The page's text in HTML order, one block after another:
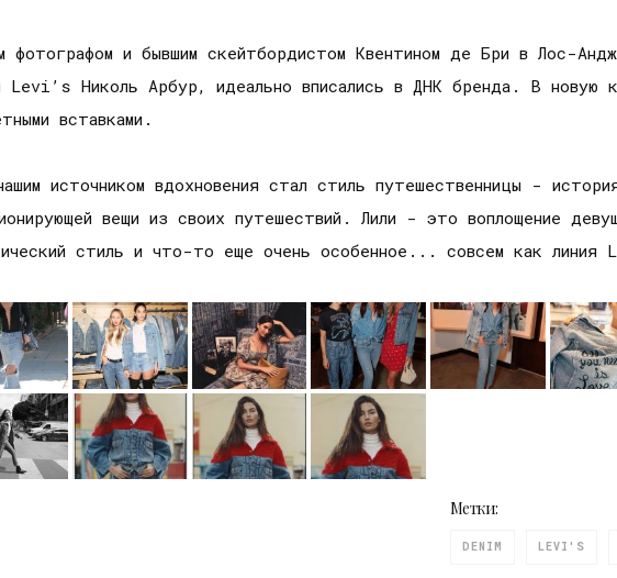
фотографом и бывшим скейтбордистом Квентином де Бри в Лос-
Levi’s Николь Арбур, идеально вписались в ДНК бренда. В новую
вставками.
источником вдохновения стал стиль путешественницы -
вещи из своих путешествий. Лили - это воплощение
стиль и что-то еще очень особенное... совсем как
Метки:
DENIM LEVI'S